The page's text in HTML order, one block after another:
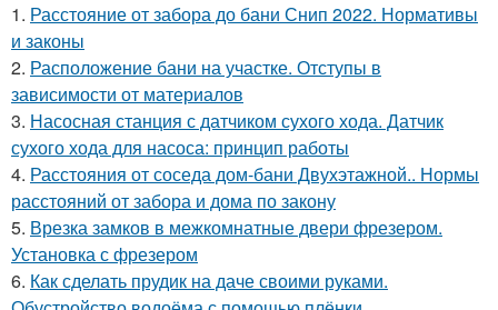
1. Расстояние от забора до бани Снип 2022. Нормативы
и законы
2. Расположение бани на участке. Отступы в
зависимости от материалов
3. Насосная станция с датчиком сухого хода. Датчик
сухого хода для насоса: принцип работы
4. Расстояния от соседа дом-бани Двухэтажной.. Нормы
расстояний от забора и дома по закону
5. Врезка замков в межкомнатные двери фрезером.
Установка с фрезером
6. Как сделать прудик на даче своими руками.